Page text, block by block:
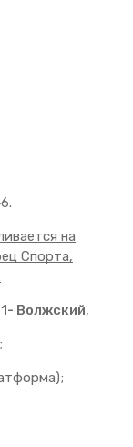
на
Спорта,
Волжский,